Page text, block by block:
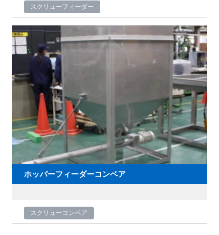
スクリューフィーダー
ホッパーフィーダーコンベア
スクリューコンベア